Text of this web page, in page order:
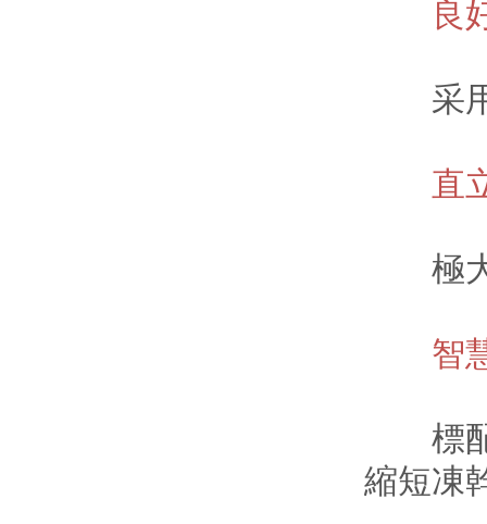
良好
采用
直立
極大
智慧
標配
縮短凍